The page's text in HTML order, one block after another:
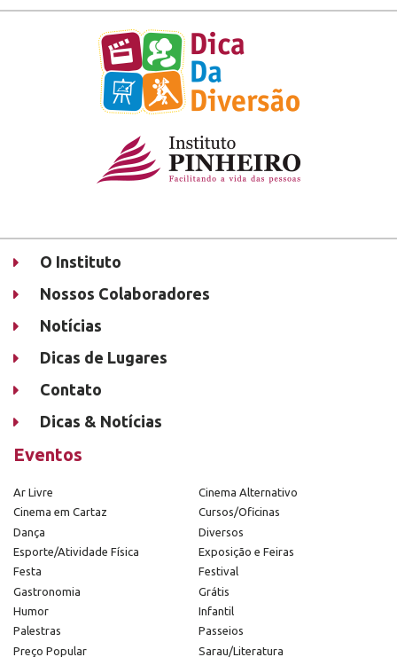
O Instituto
Nossos Colaboradores
Notícias
Dicas de Lugares
Contato
Dicas & Notícias
Eventos
Ar Livre
Cinema Alternativo
Cinema em Cartaz
Cursos/Oficinas
Dança
Diversos
Esporte/Atividade Física
Exposição e Feiras
Festa
Festival
Gastronomia
Grátis
Humor
Infantil
Palestras
Passeios
Preço Popular
Sarau/Literatura